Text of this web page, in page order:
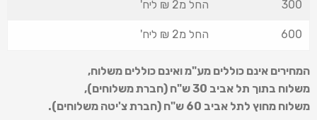
300 החל מ2 ₪ ליח'
600 החל מ2 ₪ ליח'
המחירים אינם כוללים מע"מ ואינם כוללים משלוח,
משלוח בתוך תל אביב 30 ש
"ח (חברת משלוחים),
משלוח מחוץ לתל אביב 60 ש
"ח (חברת צ'יטה משלוחים).